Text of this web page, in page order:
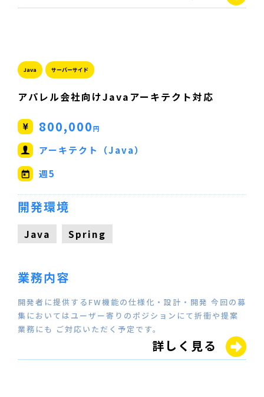
Java サーバーサイド
アパレル会社向けJavaアーキテクト対応
800,000円
アーキテクト（Java）
週5
開発環境
Java Spring
業務内容
開発者に提供するFW機能の仕様化・設計・開発 今回の募
集においてはユーザー寄りのポジションにて折衝や提案
業務にも ご対応いただく予定です。
詳しく見る